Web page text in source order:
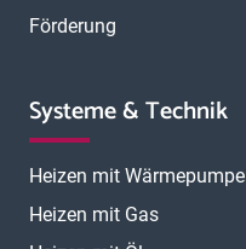
Förderung
Systeme & Technik
Heizen mit Wärmepumpe
Heizen mit Gas